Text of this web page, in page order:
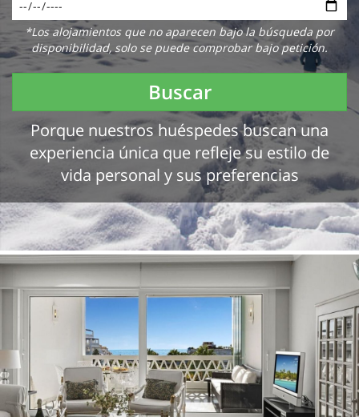
*Los alojamientos que no aparecen bajo la búsqueda por
disponibilidad, solo se puede comprobar bajo petición.
Buscar
Porque nuestros huéspedes buscan una
experiencia única que refleje su estilo de
vida personal y sus preferencias